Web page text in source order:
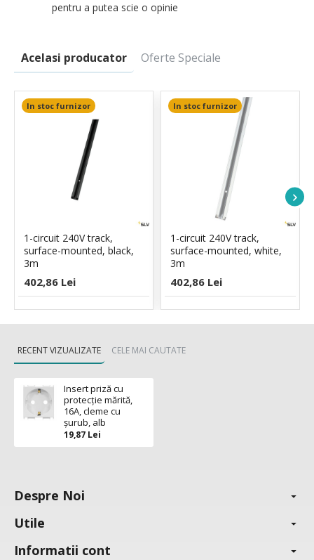
pentru a putea scie o opinie
Acelasi producator Oferte Speciale
In stoc furnizor
1-circuit 240V track,
surface-mounted, black,
3m
402,86 Lei
In stoc furnizor
1-circuit 240V track,
surface-mounted, white,
3m
402,86 Lei
RECENT VIZUALIZATE CELE MAI CAUTATE
Insert priză cu
protecţie mărită,
16A, cleme cu
şurub, alb
19,87 Lei
Despre Noi
Utile
Informatii cont